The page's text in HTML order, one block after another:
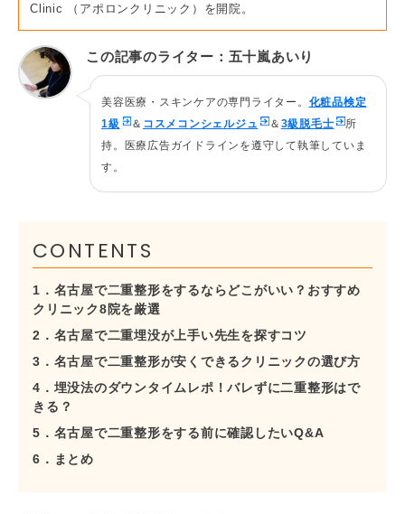
Clinic （アポロンクリニック）を開院。
この記事のライター：五十嵐あいり
美容医療・スキンケアの専門ライター。 化粧品検定
1級
＆ コスメコンシェルジュ ＆ 3級脱毛士
所
持。医療広告ガイドラインを遵守して執筆していま
す。
CONTENTS
1．名古屋で二重整形をするならどこがいい？おすすめ
クリニック8院を厳選
2．名古屋で二重埋没が上手い先生を探すコツ
3．名古屋で二重整形が安くできるクリニックの選び方
4．埋没法のダウンタイムレポ！バレずに二重整形はで
きる？
5．名古屋で二重整形をする前に確認したいQ&A
6．まとめ